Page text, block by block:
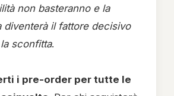
non basteranno e la
diventerà il fattore decisivo
sconfitta.
i pre-order per tutte le